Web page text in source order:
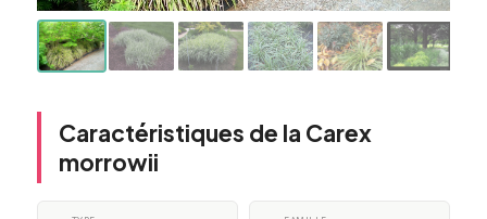
Caractéristiques de la Carex
morrowii